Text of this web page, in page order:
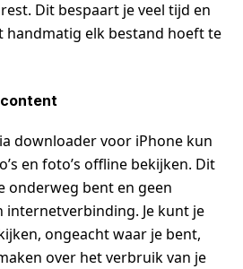
Dit bespaart je veel tijd en
handmatig elk bestand hoeft te
downloader voor iPhone kun
en foto’s offline bekijken. Dit
onderweg bent en geen
Je kunt je
ongeacht waar je bent,
over het verbruik van je